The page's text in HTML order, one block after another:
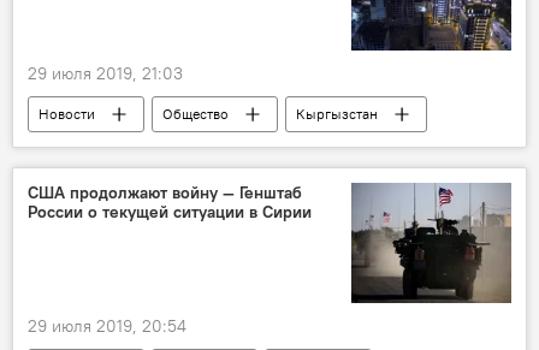
29 июля 2019, 21:03
Новости Общество
Кыргызстан
Бишкек
ОАО "Северэлектро"
свет
отключение
США продолжают войну — Генштаб
России о текущей ситуации в Сирии
29 июля 2019, 20:54